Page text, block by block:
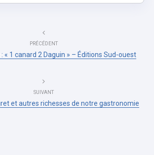
PRÉCÉDENT
: « 1 canard 2 Daguin » – Éditions Sud-ouest
SUIVANT
et autres richesses de notre gastronomie